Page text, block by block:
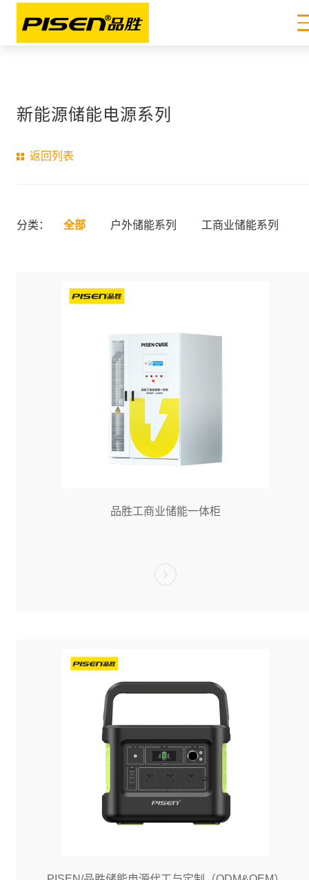
新能源储能电源系列
返回列表
分类： 全部 户外储能系列 工商业储能系列
品胜工商业储能一体柜